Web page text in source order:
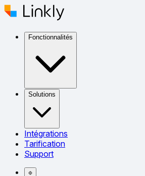
Fonctionnalités
Solutions
Intégrations
Tarification
Support